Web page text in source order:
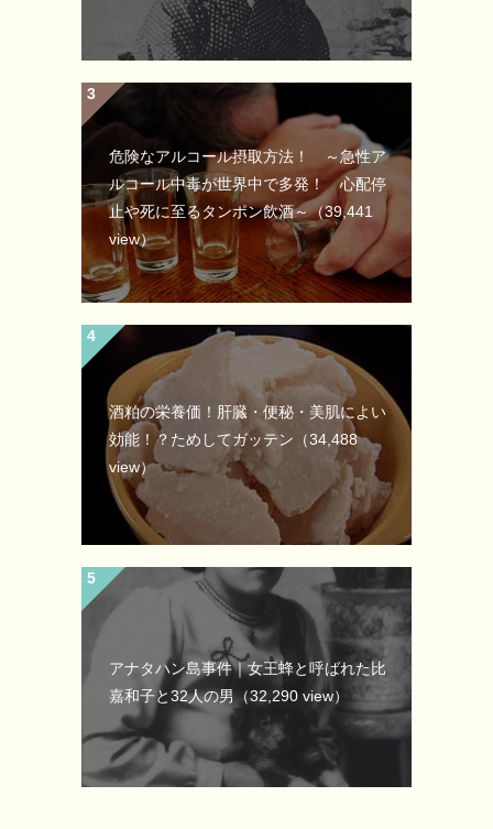
危険なアルコール摂取方法！ ～急性ア
ルコール中毒が世界中で多発！ 心配停
止や死に至るタンポン飲酒～（39,441
view）
酒粕の栄養価！肝臓・便秘・美肌によい
効能！？ためしてガッテン （34,488
view）
アナタハン島事件｜女王蜂と呼ばれた比
嘉和子と32人の男（32,290 view）